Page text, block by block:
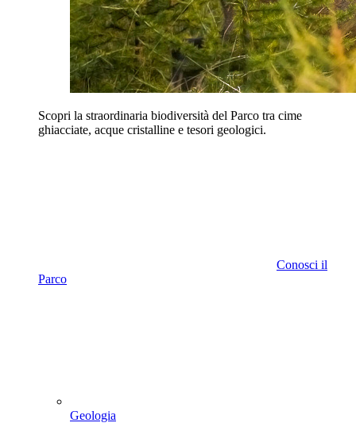
Scopri la straordinaria biodiversità del Parco tra cime
ghiacciate, acque cristalline e tesori geologici.
Conosci il
Parco
Geologia